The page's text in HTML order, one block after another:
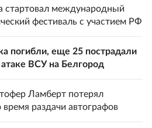
стартовал международный
фестиваль с участием РФ
погибли, еще 25 пострадали
ВСУ на Белгород
Ламберт потерял
время раздачи автографов